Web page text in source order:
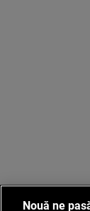
Nouă ne